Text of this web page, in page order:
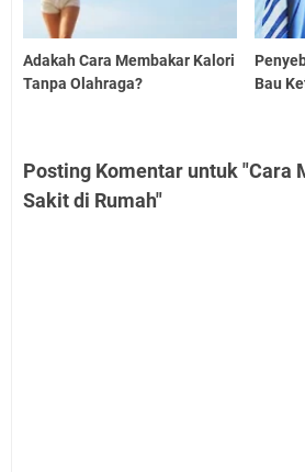
Adakah Cara Membakar Kalori
Tanpa Olahraga?
Bau
Posting Komentar untuk "Cara
Sakit di Rumah"